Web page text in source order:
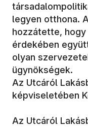
legyen otthona.
hozzátette,
érdekében
olyan
ügynökségek.
Az Utcáról
képviseletében
Az Utcáról